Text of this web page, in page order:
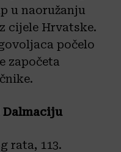
u naoružanju
cijele Hrvatske.
počelo
započeta
rata, 113.